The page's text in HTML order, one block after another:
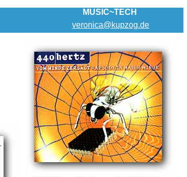
MUSIC~TECH
veronica@kupzog.de